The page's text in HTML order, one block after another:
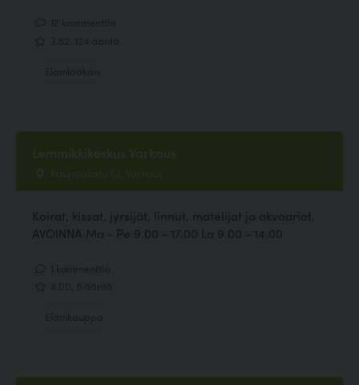
Lemmikkikeskus Varkaus
Kauppakatu 62, Varkaus
Koirat, kissat, jyrsijät, linnut, matelijat ja akvaariot.
AVOINNA Ma - Pe 9.00 - 17.00 La 9.00 - 14.00